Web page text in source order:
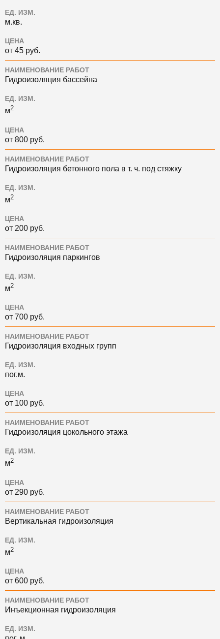
ЕД. ИЗМ.
м.кв.
ЦЕНА
от 45 руб.
НАИМЕНОВАНИЕ РАБОТ
Гидроизоляция бассейна
ЕД. ИЗМ.
м2
ЦЕНА
от 800 руб.
НАИМЕНОВАНИЕ РАБОТ
Гидроизоляция бетонного пола в т. ч. под стяжку
ЕД. ИЗМ.
м2
ЦЕНА
от 200 руб.
НАИМЕНОВАНИЕ РАБОТ
Гидроизоляция паркингов
ЕД. ИЗМ.
м2
ЦЕНА
от 700 руб.
НАИМЕНОВАНИЕ РАБОТ
Гидроизоляция входных групп
ЕД. ИЗМ.
пог.м.
ЦЕНА
от 100 руб.
НАИМЕНОВАНИЕ РАБОТ
Гидроизоляция цокольного этажа
ЕД. ИЗМ.
м2
ЦЕНА
от 290 руб.
НАИМЕНОВАНИЕ РАБОТ
Вертикальная гидроизоляция
ЕД. ИЗМ.
м2
ЦЕНА
от 600 руб.
НАИМЕНОВАНИЕ РАБОТ
Инъекционная гидроизоляция
ЕД. ИЗМ.